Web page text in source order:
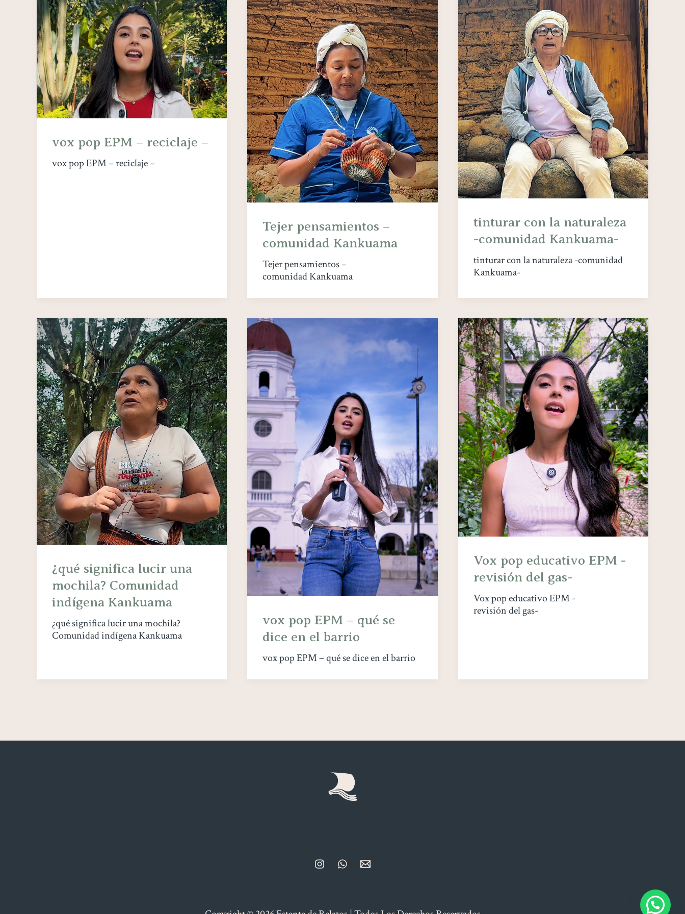
vox pop EPM – reciclaje –
vox pop EPM – reciclaje –
Tejer pensamientos –
comunidad Kankuama
Tejer pensamientos –
comunidad Kankuama
tinturar con la naturaleza
-comunidad Kankuama-
tinturar con la naturaleza -comunidad
Kankuama-
¿qué significa lucir una
mochila? Comunidad
indígena Kankuama
¿qué significa lucir una mochila?
Comunidad indígena Kankuama
vox pop EPM – qué se
dice en el barrio
vox pop EPM – qué se dice en el barrio
Vox pop educativo EPM -
revisión del gas-
Vox pop educativo EPM -
revisión del gas-